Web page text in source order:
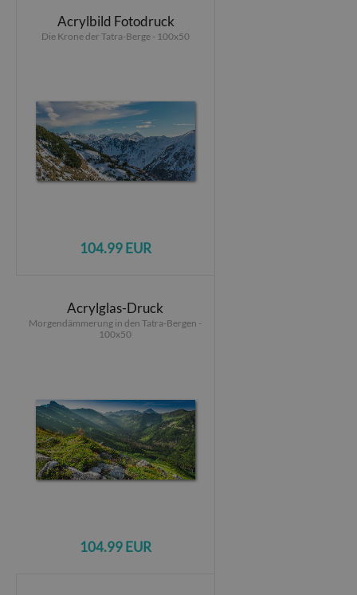
Acrylbild Fotodruck
Die Krone der Tatra-Berge - 100x50
104.99 EUR
Acrylglas-Druck
Morgendämmerung in den Tatra-Bergen -
100x50
104.99 EUR